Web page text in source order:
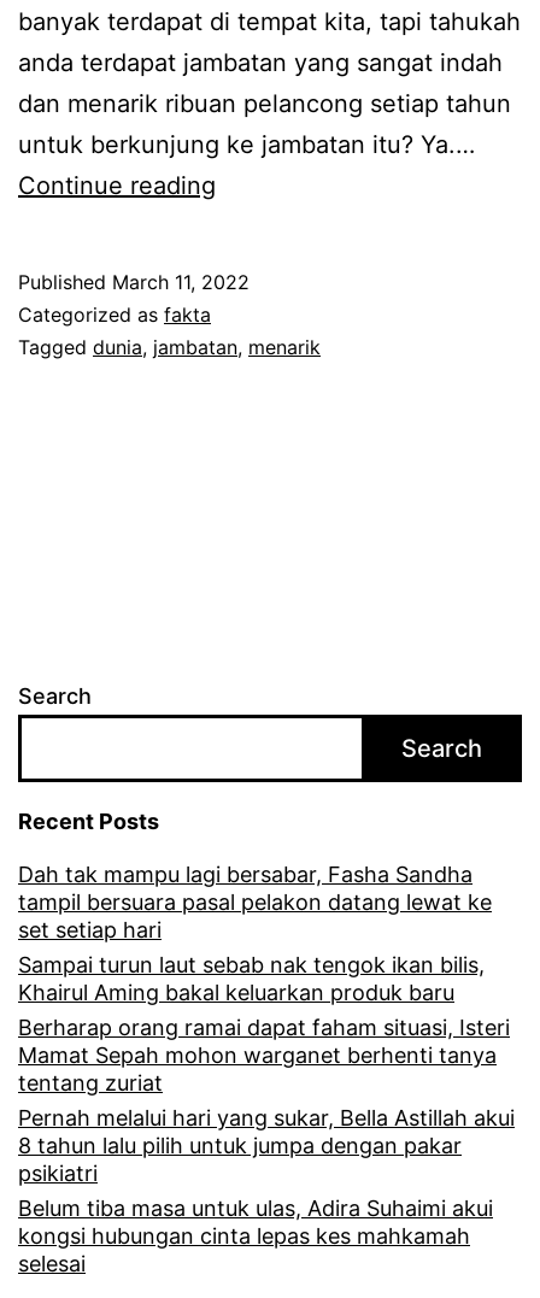
banyak terdapat di tempat kita, tapi tahukah
anda terdapat jambatan yang sangat indah
dan menarik ribuan pelancong setiap tahun
untuk berkunjung ke jambatan itu? Ya.…
Continue reading
r
t
u
n
g
g
u
j
m
b
Published March 11, 2022
Categorized as fakta
Tagged dunia, jambatan, menarik
Search
Search
Recent Posts
Dah tak mampu lagi bersabar, Fasha Sandha
tampil bersuara pasal pelakon datang lewat ke
set setiap hari
Sampai turun laut sebab nak tengok ikan bilis,
Khairul Aming bakal keluarkan produk baru
Berharap orang ramai dapat faham situasi, Isteri
Mamat Sepah mohon warganet berhenti tanya
tentang zuriat
Pernah melalui hari yang sukar, Bella Astillah akui
8 tahun lalu pilih untuk jumpa dengan pakar
psikiatri
Belum tiba masa untuk ulas, Adira Suhaimi akui
kongsi hubungan cinta lepas kes mahkamah
selesai